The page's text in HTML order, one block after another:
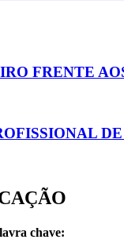
FRENTE
chave: